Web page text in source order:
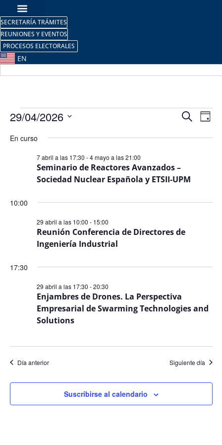
SECRETARÍA TRÁMITES
REUNIONES Y EVENTOS
PROCESOS ELECTORALES
EN
de
y
BuscarDía
29/04/2026
la
fecha.
En curso
Seminario de Reactores Avanzados –
Sociedad Nuclear Española y ETSII-UPM
7 abril a las 17:30 -4 mayo a las 21:00
10:00
Reunión Conferencia de Directores de
Ingeniería Industrial
29 abril a las 10:00 - 15:00
17:30
Enjambres de Drones. La Perspectiva
Empresarial de Swarming Technologies and
Solutions
29 abril a las 17:30 -20:30
Día anterior Siguiente día
Suscribirse al calendario